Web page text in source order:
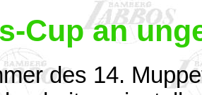
Cup an
des 14.